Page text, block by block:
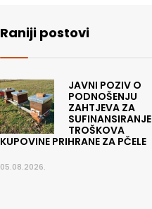
Raniji postovi
JAVNI POZIV O
PODNOŠENJU
ZAHTJEVA ZA
SUFINANSIRANJE
TROŠKOVA
KUPOVINE PRIHRANE ZA PČELE
05.08.2026.